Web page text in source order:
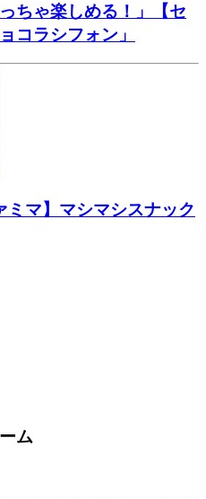
ちゃ楽しめる！」【セ
コラシフォン」
ミマ】マシマシスナック
ム